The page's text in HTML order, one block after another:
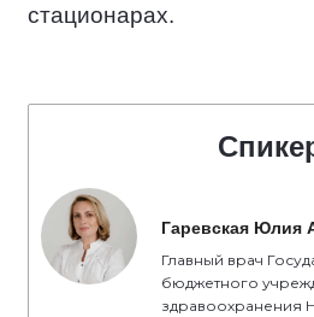
стационарах.
Гаревская Юлия
Главный врач
бюджетного
здравоохранения